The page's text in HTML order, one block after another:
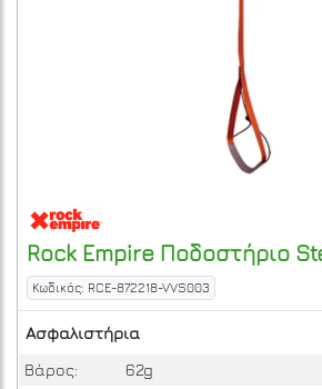
Rock Empire Ποδοστήριο
Κωδικός: RCE-872218-VVS003
Ασφαλιστήρια
Βάρος:
62g